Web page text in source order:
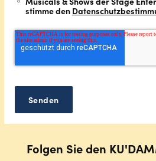
stimme den
Folgen Sie den